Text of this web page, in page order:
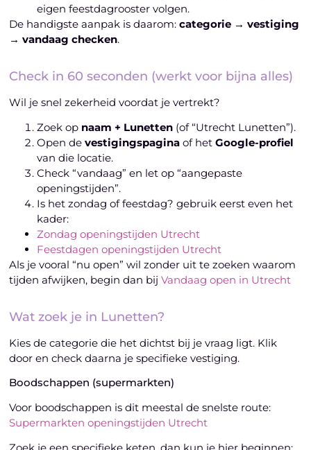
eigen feestdagrooster volgen.
De handigste aanpak is daarom:categorie → vestiging
→ vandaag checken.
Check in 60 seconden (werkt voor bijna alles)
Wil je snel zekerheid voordat je vertrekt?
Zoek op naam + Lunetten (of “Utrecht Lunetten”).
Open devestigingspagina of hetGoogle-profiel
van die locatie.
Check “vandaag” en let op “aangepaste
openingstijden”.
Is het zondag of feestdag? gebruik eerst even het
kader:
Zondag openingstijden Utrecht
Feestdagen openingstijden Utrecht
Als je vooral “nu open” wil zonder uit te zoeken waarom
tijden afwijken, begin dan bijVandaag open in Utrecht
Wat zoek je in Lunetten?
Kies de categorie die het dichtst bij je vraag ligt. Klik
door en check daarna je specifieke vestiging.
Boodschappen (supermarkten)
Voor boodschappen is dit meestal de snelste route:
Supermarkten openingstijden Utrecht